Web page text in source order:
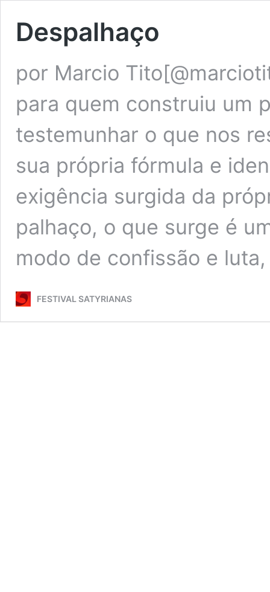
Despalhaço
por Marcio
para quem construiu um
testemunhar o que nos
sua própria fórmula e
exigência surgida da
palhaço, o que surge é
modo de confissão e
FESTIVAL SATYRIANAS